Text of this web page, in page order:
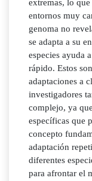
extremas, lo
entornos muy
genoma no
se adapta a su
especies ayuda
rápido. Estos
adaptaciones a
investigadores
complejo, ya
específicas que
concepto
adaptación
diferentes
para afrontar el